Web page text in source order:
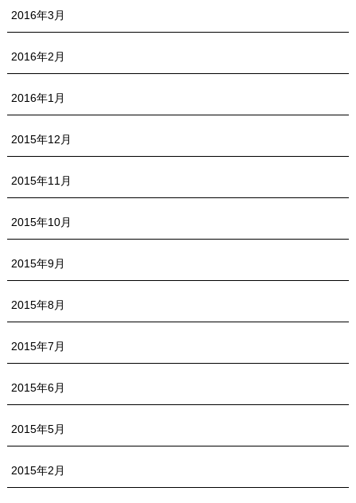
2016年3月
2016年2月
2016年1月
2015年12月
2015年11月
2015年10月
2015年9月
2015年8月
2015年7月
2015年6月
2015年5月
2015年2月